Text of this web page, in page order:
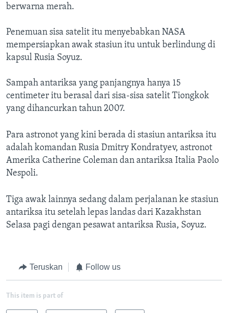
berwarna merah.
Penemuan sisa satelit itu menyebabkan NASA
mempersiapkan awak stasiun itu untuk berlindung di
kapsul Rusia Soyuz.
Sampah antariksa yang panjangnya hanya 15
centimeter itu berasal dari sisa-sisa satelit Tiongkok
yang dihancurkan tahun 2007.
Para astronot yang kini berada di stasiun antariksa itu
adalah komandan Rusia Dmitry Kondratyev, astronot
Amerika Catherine Coleman dan antariksa Italia Paolo
Nespoli.
Tiga awak lainnya sedang dalam perjalanan ke stasiun
antariksa itu setelah lepas landas dari Kazakhstan
Selasa pagi dengan pesawat antariksa Rusia, Soyuz.
Teruskan Follow us
This item is part of